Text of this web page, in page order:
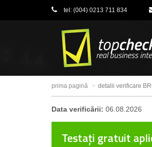
tel: (004) 0213 711 834
prima pagină detalii verificare
Data verificării: 06.08.2026
Testați gratuit